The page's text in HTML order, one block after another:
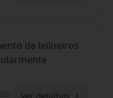
de leiloeiros